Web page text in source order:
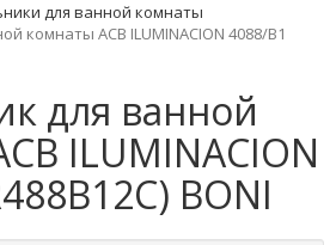
для ванной комнаты
комнаты ACB ILUMINACION 4088/B1
для ванной
ILUMINACION
BONI